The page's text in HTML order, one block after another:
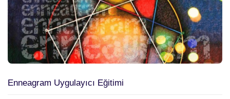
Enneagram Uygulayıcı Eğitimi